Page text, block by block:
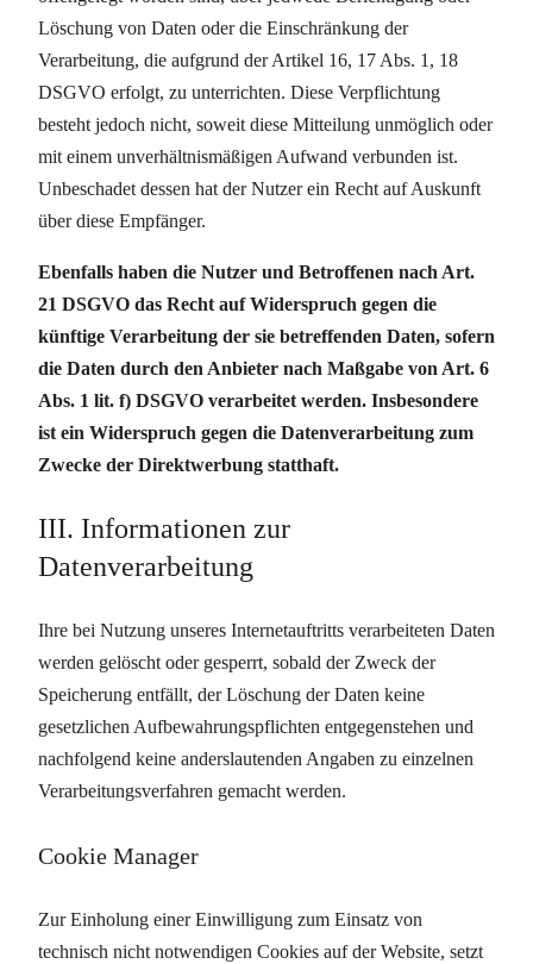
Löschung von Daten oder die Einschränkung der
Verarbeitung, die aufgrund der Artikel 16, 17 Abs. 1, 18
DSGVO erfolgt, zu unterrichten. Diese Verpflichtung
besteht jedoch nicht, soweit diese Mitteilung unmöglich oder
mit einem unverhältnismäßigen Aufwand verbunden ist.
Unbeschadet dessen hat der Nutzer ein Recht auf Auskunft
über diese Empfänger.
Ebenfalls haben die Nutzer und Betroffenen nach Art.
21 DSGVO das Recht auf Widerspruch gegen die
künftige Verarbeitung der sie betreffenden Daten, sofern
die Daten durch den Anbieter nach Maßgabe von Art. 6
Abs. 1 lit. f) DSGVO verarbeitet werden. Insbesondere
ist ein Widerspruch gegen die Datenverarbeitung zum
Zwecke der Direktwerbung statthaft.
III. Informationen zur
Datenverarbeitung
Ihre bei Nutzung unseres Internetauftritts verarbeiteten Daten
werden gelöscht oder gesperrt, sobald der Zweck der
Speicherung entfällt, der Löschung der Daten keine
gesetzlichen Aufbewahrungspflichten entgegenstehen und
nachfolgend keine anderslautenden Angaben zu einzelnen
Verarbeitungsverfahren gemacht werden.
Cookie Manager
Zur Einholung einer Einwilligung zum Einsatz von
technisch nicht notwendigen Cookies auf der Website, setzt